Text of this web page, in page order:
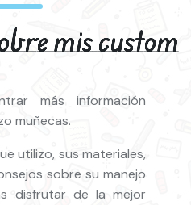
mis custom
más información
muñecas.
utilizo, sus materiales,
sobre su manejo
disfrutar de la mejor